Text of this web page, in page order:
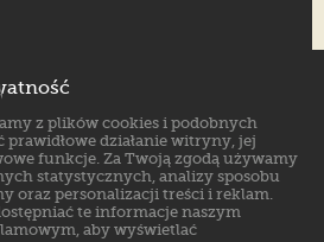
z plików cookies i podobnych
działanie witryny, jej
funkcje. Za Twoją zgodą używamy
statystycznych, analizy sposobu
oraz personalizacji treści i reklam.
te informacje naszym
aby wyświetlać